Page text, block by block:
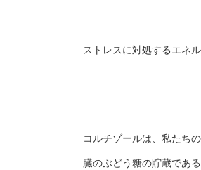
ストレスに対処するエネ
コルチゾールは、私たち
臓のぶどう糖の貯蔵であ